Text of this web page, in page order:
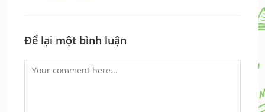
Để lại một bình luận
Comment